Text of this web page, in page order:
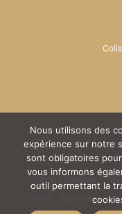
Plan du site
Nous utilisons des
expérience sur notre
sont obligatoires
vous informons
outil permettant la